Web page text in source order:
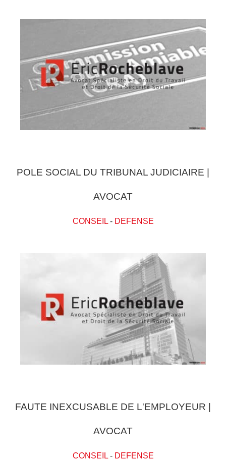
POLE SOCIAL DU TRIBUNAL JUDICIAIRE |
AVOCAT
CONSEIL- DEFENSE
FAUTE INEXCUSABLE DE L'EMPLOYEUR |
AVOCAT
CONSEIL- DEFENSE